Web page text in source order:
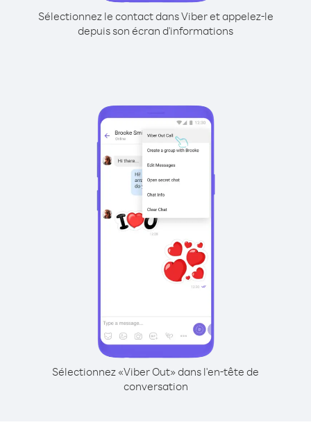
Sélectionnez le contact dans Viber et appelez-le
depuis son écran d'informations
Sélectionnez «Viber Out» dans l'en-tête de
conversation